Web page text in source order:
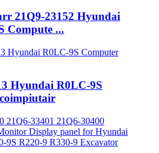
21Q9-23152 Hyundai
Compute ...
Hyundai R0LC-9S